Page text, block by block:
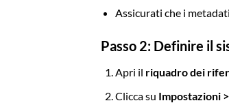
Assicurati che i
Passo 2: Definire il
Apri il riquadro dei
Clicca su Impostazioni